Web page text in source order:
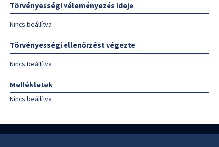
Törvényességi véleményezés ideje
Nincs beállítva
Törvényességi ellenőrzést végezte
Nincs beállítva
Mellékletek
Nincs beállítva